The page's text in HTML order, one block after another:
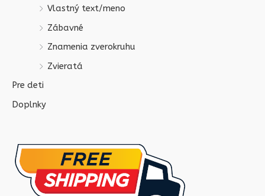
Vlastný text/meno
Zábavné
Znamenia zverokruhu
Zvieratá
Pre deti
Doplnky